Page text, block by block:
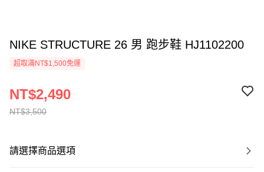
NIKE STRUCTURE 26 男 跑步鞋 HJ1102200
超取滿NT$1,500免運
NT$3,500
NT$2,490
請選擇商品選項